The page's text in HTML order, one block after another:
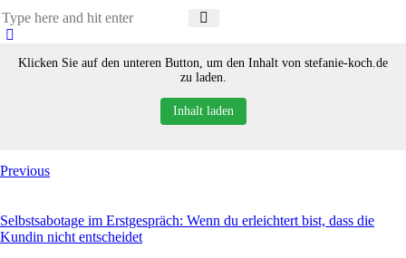
Klicken Sie auf den unteren Button, um den Inhalt von stefanie-koch.de
zu laden.
Inhalt laden
Beitragsnavigation
Previous
Selbstsabotage im Erstgespräch: Wenn du erleichtert bist, dass die
Kundin nicht entscheidet